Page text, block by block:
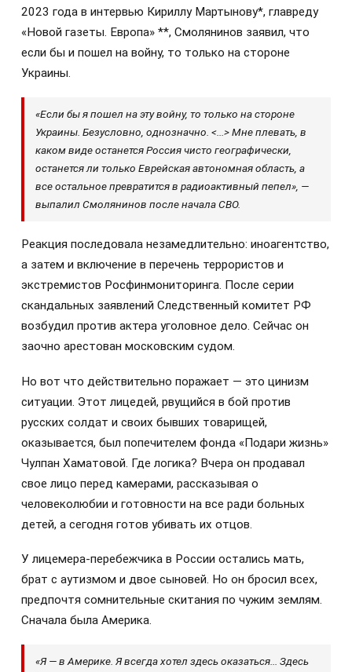
2023 года в интервью Кириллу Мартынову*, главреду
«Новой газеты. Европа» **, Смолянинов заявил, что
если бы и пошел на войну, то только на стороне
Украины.
«Если бы я пошел на эту войну, то только на стороне
Украины. Безусловно, однозначно. <...> Мне плевать, в
каком виде останется Россия чисто географически,
останется ли только Еврейская автономная область, а
все остальное превратится в радиоактивный пепел», —
выпалил Смолянинов после начала СВО.
Реакция последовала незамедлительно: иноагентство,
а затем и включение в перечень террористов и
экстремистов Росфинмониторинга. После серии
скандальных заявлений Следственный комитет РФ
возбудил против актера уголовное дело. Сейчас он
заочно арестован московским судом.
Но вот что действительно поражает — это цинизм
ситуации. Этот лицедей, рвущийся в бой против
русских солдат и своих бывших товарищей,
оказывается, был попечителем фонда «Подари жизнь»
Чулпан Хаматовой. Где логика? Вчера он продавал
свое лицо перед камерами, рассказывая о
человеколюбии и готовности на все ради больных
детей, а сегодня готов убивать их отцов.
У лицемера-перебежчика в России остались мать,
брат с аутизмом и двое сыновей. Но он бросил всех,
предпочтя сомнительные скитания по чужим землям.
Сначала была Америка.
«Я — в Америке. Я всегда хотел здесь оказаться... Здесь